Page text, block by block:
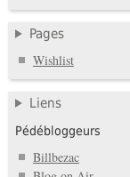
Pages
Wishlist
Liens
Pédébloggeurs
Billbezac